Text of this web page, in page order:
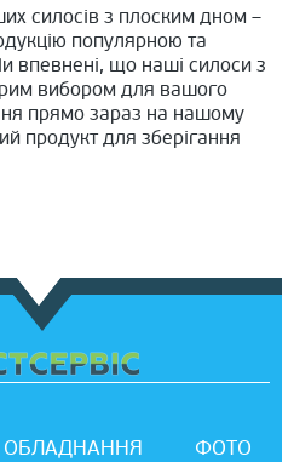
силосів з плоским дном –
популярною та
впевнені, що наші силоси з
вибором для вашого
прямо зараз на нашому
продукт для зберігання
ОБЛАДНАННЯ
ФОТО